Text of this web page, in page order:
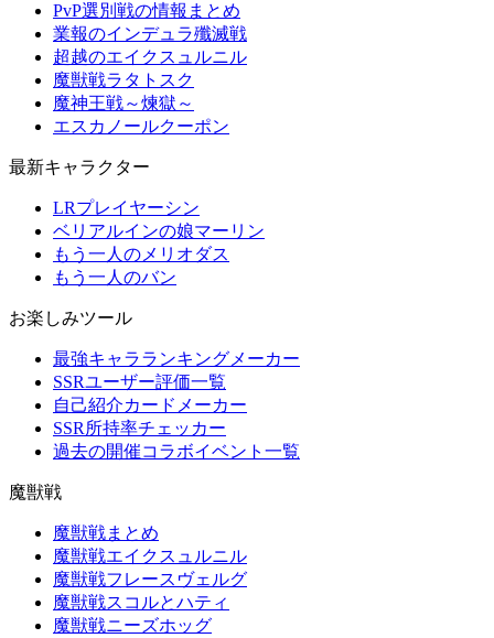
PvP選別戦の情報まとめ
業報のインデュラ殲滅戦
超越のエイクスュルニル
魔獣戦ラタトスク
魔神王戦～煉獄～
エスカノールクーポン
最新キャラクター
LRプレイヤーシン
ベリアルインの娘マーリン
もう一人のメリオダス
もう一人のバン
お楽しみツール
最強キャラランキングメーカー
SSRユーザー評価一覧
自己紹介カードメーカー
SSR所持率チェッカー
過去の開催コラボイベント一覧
魔獣戦
魔獣戦まとめ
魔獣戦エイクスュルニル
魔獣戦フレースヴェルグ
魔獣戦スコルとハティ
魔獣戦ニーズホッグ